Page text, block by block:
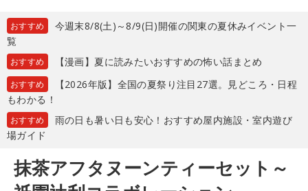
おすすめ
今週末8/8(土)～8/9(日)開催の関東の夏休みイベント一
覧
おすすめ 【漫画】夏に読みたいおすすめの怖い話まとめ
おすすめ
【2026年版】全国の夏祭り注目27選。見どころ・日程
もわかる！
おすすめ
雨の日も暑い日も安心！おすすめ屋内施設・室内遊び
場ガイド
抹茶アフタヌーンティーセット～